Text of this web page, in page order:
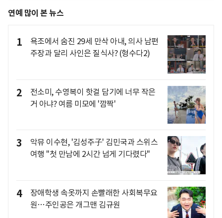
연예 많이 본 뉴스
1
욕조에서 숨진 29세 만삭 아내, 의사 남편
주장과 달리 사인은 질식사? (형수다2)
2
전소미, 수영복이 핫걸 담기에 너무 작은
거 아냐? 여름 미모에 '깜짝'
3
악뮤 이수현, '김성주子' 김민국과 스위스
여행 "첫 만남에 2시간 넘게 기다렸다"
4
장애학생 속옷까지 손빨래한 사회복무요
원…주인공은 개그맨 김규원